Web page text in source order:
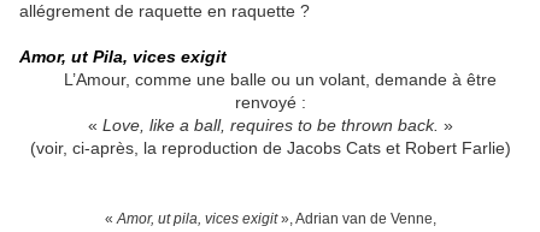
allégrement de raquette en raquette ?
Amor, ut Pila, vices exigit
L’Amour, comme une balle ou un volant, demande à être
renvoyé :
« Love, like a ball, requires to be thrown back. »
(voir, ci-après, la reproduction de Jacobs Cats et Robert Farlie)
«Amor, ut pila, vices exigit», Adrian van de Venne,